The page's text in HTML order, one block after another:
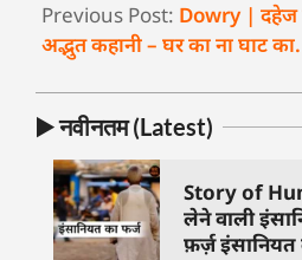
Previous Post: Dowry | दहेज
अद्भुत कहानी – घर का ना घाट का.
▶️ नवीनतम (Latest)
Story of
लेने वाली
फ़र्ज़ इंसानियत